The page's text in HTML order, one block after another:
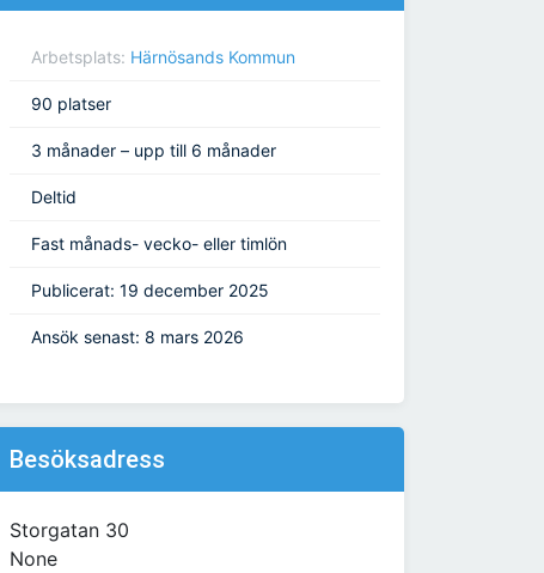
Arbetsplats: Härnösands Kommun
90 platser
3 månader – upp till 6 månader
Deltid
Fast månads- vecko- eller timlön
Publicerat: 19 december 2025
Ansök senast: 8 mars 2026
Besöksadress
Storgatan 30
None